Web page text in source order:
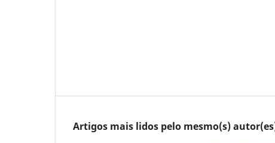
Artigos mais lidos pelo mesmo(s)